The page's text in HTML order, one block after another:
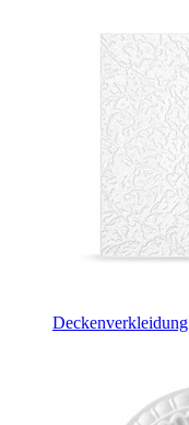
Deckenverkleidung